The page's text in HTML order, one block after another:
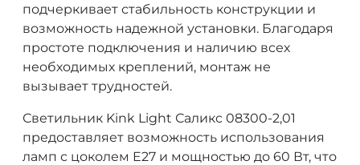
подчеркивает стабильность конструкции и
возможность надежной установки. Благодаря
простоте подключения и наличию всех
необходимых креплений, монтаж не
вызывает трудностей.
Светильник Kink Light Саликс 08300-2,01
предоставляет возможность использования
ламп с цоколем E27 и мощностью до 60 Вт, что